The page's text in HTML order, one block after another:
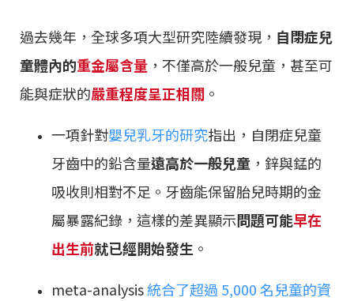
過去幾年，全球多項大型研究陸續發現， 自閉症兒
童體內的重金屬含量 ，不僅高於一般兒童，甚至可
能與症狀的嚴重程度呈正相關 。
一項針對嬰兒乳牙的研究指出，自閉症兒童
牙齒中的鉛含量遠高於一般兒童 ，鋅與錳的
吸收則相對不足。牙齒能保留胎兒時期的金
屬暴露紀錄，這樣的差異顯示問題可能早在
出生前就已經開始發生 。
meta-analysis統合了超過 5,000 名兒童的資